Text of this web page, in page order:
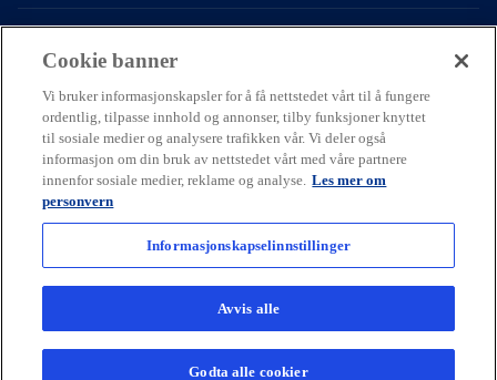
Om oss
Karriere
o
p
e
n
s
i
n
a
o
p
e
n
s
n
a
o
p
e
n
s
n
a
© 2026 KPMG AS and KPMG Law Advokatfirma AS, Norwegian limited
liability companies and a member firm of the KPMG global
organization of independent member firms affiliated with KPMG
For more detail about the structure of the KPMG global organization
Cookie banner
Vi bruker informasjonskapsler for å få nettstedet vårt til å fungere
ordentlig, tilpasse innhold og annonser, tilby funksjoner knyttet
til sosiale medier og analysere trafikken vår. Vi deler også
informasjon om din bruk av nettstedet vårt med våre partnere
innenfor sosiale medier, reklame og analyse. Les mer om
personvern
Informasjonskapselinnstillinger
Avvis alle
Godta alle cookier